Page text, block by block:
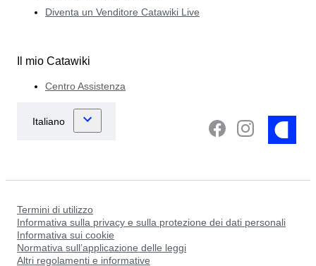
Diventa un Venditore Catawiki Live
Il mio Catawiki
Centro Assistenza
Termini di utilizzo
Informativa sulla privacy e sulla protezione dei dati personali
Informativa sui cookie
Normativa sull’applicazione delle leggi
Altri regolamenti e informative